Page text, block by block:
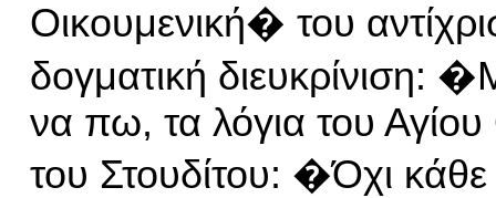
Οικουμενική� του
δογματική διευκρίνιση:
να πω, τα λόγια του
του Στουδίτου: �Όχι κάθε